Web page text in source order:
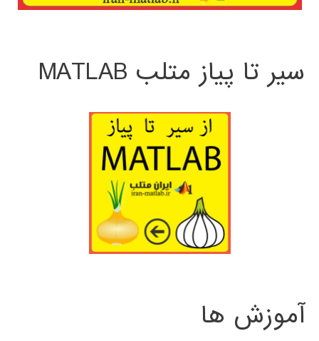
سیر تا پیاز متلب MATLAB
آموزش ها